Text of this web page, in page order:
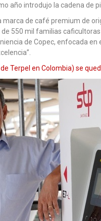
año introdujo la cadena de
marca de café premium de
550 mil familias
de Copec, enfocada
Terpel en Colombia) se